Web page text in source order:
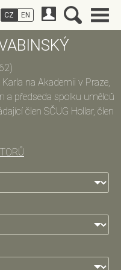
na Akademii v Praze,
a předseda spolku umělců
člen SČUG Hollar, člen
Paříži, čestný člen JUV v
umění v Praze na
malířství; jako profesor
vedoucí grafické
oddělení (1926-1939);
malbou, převažovaly
a uměleckého života),
CZ EN